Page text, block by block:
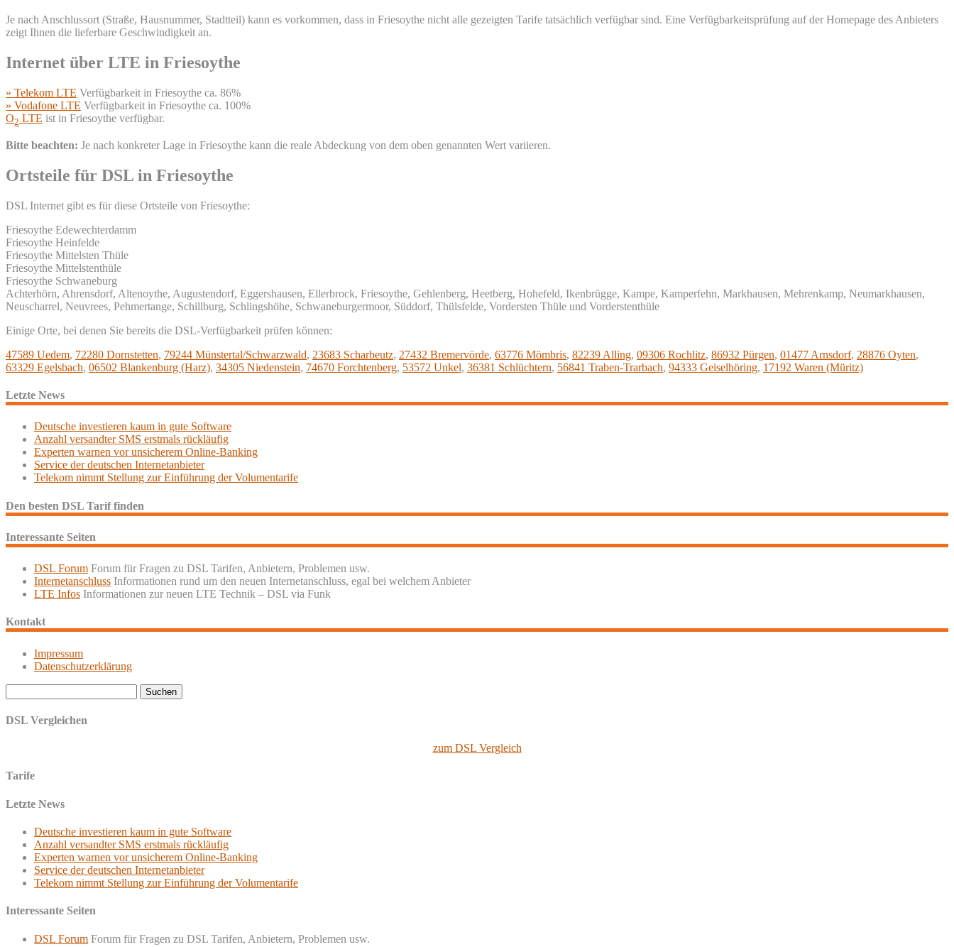
Je nach Anschlussort (Straße, Hausnummer, Stadtteil) kann es vorkommen, dass in Friesoythe nicht alle gezeigten Tarife tatsächlich verfügbar sind. Eine Verfügbarkeitsprüfung auf der Homepage des Anbieters
zeigt Ihnen die lieferbare Geschwindigkeit an.
Internet über LTE in Friesoythe
» Telekom LTE Verfügbarkeit in Friesoythe ca. 86%
» Vodafone LTE Verfügbarkeit in Friesoythe ca. 100%
O2 LTE ist in Friesoythe verfügbar.
Bitte beachten: Je nach konkreter Lage in Friesoythe kann die reale Abdeckung von dem oben genannten Wert variieren.
Ortsteile für DSL in Friesoythe
DSL Internet gibt es für diese Ortsteile von Friesoythe:
Friesoythe Edewechterdamm
Friesoythe Heinfelde
Friesoythe Mittelsten Thüle
Friesoythe Mittelstenthüle
Friesoythe Schwaneburg
Achterhörn, Ahrensdorf, Altenoythe, Augustendorf, Eggershausen, Ellerbrock, Friesoythe, Gehlenberg, Heetberg, Hohefeld, Ikenbrügge, Kampe, Kamperfehn, Markhausen, Mehrenkamp, Neumarkhausen,
Neuscharrel, Neuvrees, Pehmertange, Schillburg, Schlingshöhe, Schwaneburgermoor, Süddorf, Thülsfelde, Vordersten Thüle und Vorderstenthüle
Einige Orte, bei denen Sie bereits die DSL-Verfügbarkeit prüfen können:
47589 Uedem, 72280 Dornstetten, 79244 Münstertal/Schwarzwald, 23683 Scharbeutz, 27432 Bremervörde, 63776 Mömbris, 82239 Alling, 09306 Rochlitz, 86932 Pürgen, 01477 Arnsdorf, 28876 Oyten,
63329 Egelsbach, 06502 Blankenburg (Harz), 34305 Niedenstein, 74670 Forchtenberg, 53572 Unkel, 36381 Schlüchtern, 56841 Traben-Trarbach, 94333 Geiselhöring, 17192 Waren (Müritz)
Letzte News
Deutsche investieren kaum in gute Software
Anzahl versandter SMS erstmals rückläufig
Experten warnen vor unsicherem Online-Banking
Service der deutschen Internetanbieter
Telekom nimmt Stellung zur Einführung der Volumentarife
Den besten DSL Tarif finden
Interessante Seiten
DSL Forum Forum für Fragen zu DSL Tarifen, Anbietern, Problemen usw.
Internetanschluss Informationen rund um den neuen Internetanschluss, egal bei welchem Anbieter
LTE Infos Informationen zur neuen LTE Technik – DSL via Funk
Kontakt
Impressum
Datenschutzerklärung
nach:
DSL Vergleichen
zum DSL Vergleich
Tarife
Letzte News
Deutsche investieren kaum in gute Software
Anzahl versandter SMS erstmals rückläufig
Experten warnen vor unsicherem Online-Banking
Service der deutschen Internetanbieter
Telekom nimmt Stellung zur Einführung der Volumentarife
Interessante Seiten
DSL Forum Forum für Fragen zu DSL Tarifen, Anbietern, Problemen usw.